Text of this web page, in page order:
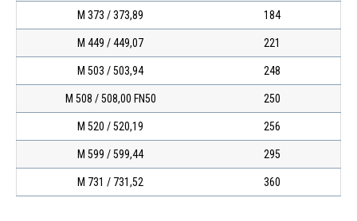
М 373 / 373,89 184
М 449 / 449,07 221
М 503 / 503,94 248
М 508 / 508,00 FN50 250
М 520 / 520,19 256
М 599 / 599,44 295
М 731 / 731,52 360